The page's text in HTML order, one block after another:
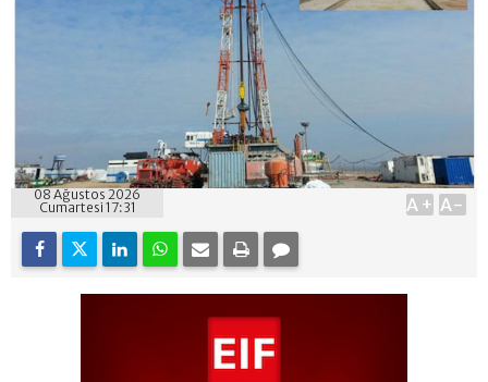
08 Ağustos 2026
Cumartesi 17:31
A+ A-